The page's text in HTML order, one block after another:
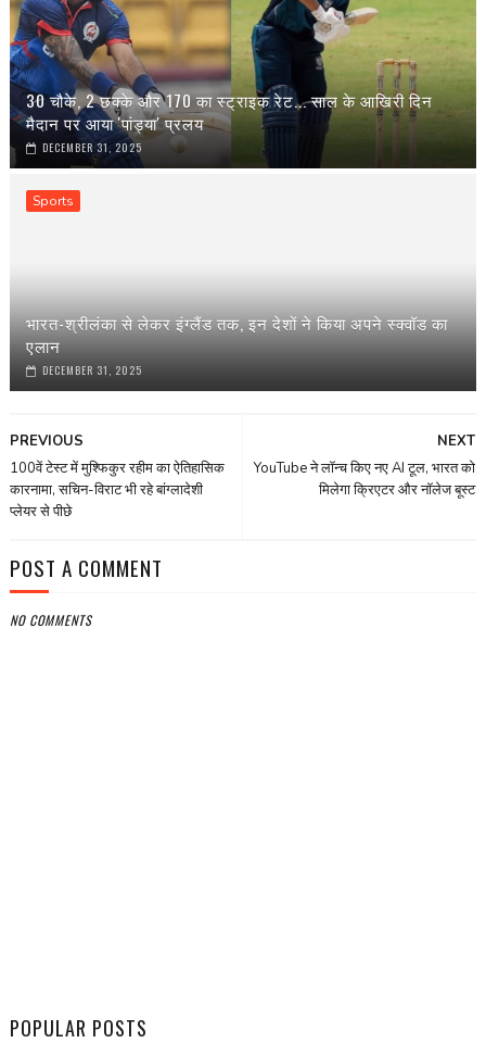
30 चौके, 2 छक्के और 170 का स्ट्राइक रेट... साल के आखिरी दिन
मैदान पर आया 'पांड्या' प्रलय
DECEMBER 31, 2025
Sports
भारत-श्रीलंका से लेकर इंग्‍लैंड तक, इन देशों ने किया अपने स्‍क्वॉड का
एलान
DECEMBER 31, 2025
NEXT
YouTube ने लॉन्च किए नए AI टूल, भारत को
मिलेगा क्रिएटर और नॉलेज बूस्ट
PREVIOUS
100वें टेस्ट में मुश्फिकुर रहीम का ऐतिहासिक
कारनामा, सचिन-विराट भी रहे बांग्‍लादेशी
प्लेयर से पीछे
POST A COMMENT
NO COMMENTS
POPULAR POSTS